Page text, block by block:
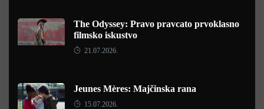
The Odyssey: Pravo pravcato prvoklasno
filmsko iskustvo
21.07.2026.
Jeunes Mères: Majčinska rana
15.07.2026.